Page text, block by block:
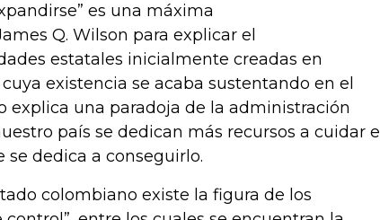
es una máxima
Q. Wilson para explicar el
estatales inicialmente creadas en
existencia se acaba sustentando en el
explica una paradoja de la administración
país se dedican más recursos a cuidar el
dedica a conseguirlo.
colombiano existe la figura de los